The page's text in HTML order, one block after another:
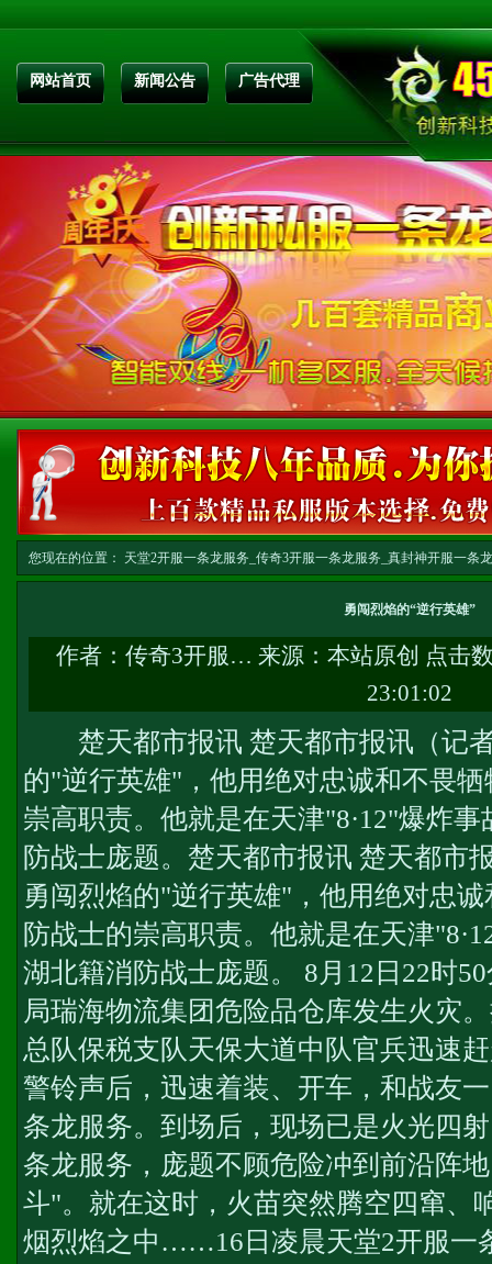
网站首页 新闻公告 广告代理
您现在的位置： 天堂2开服一条龙服务_传奇3开服一条龙服务_真封神开服一条
勇闯烈焰的“逆行英雄”
作者： 传奇3开服… 来源：本站原创 点击
23:01:02
楚天都市报讯 楚天都市报讯（记
的"逆行英雄"，他用绝对忠诚和不畏
崇高职责。他就是在天津"8·12"爆炸
防战士庞题。楚天都市报讯 楚天都市
勇闯烈焰的"逆行英雄"，他用绝对忠
防战士的崇高职责。他就是在天津
湖北籍消防战士庞题。 8月12日22时
局瑞海物流集团危险品仓库发生火灾
总队保税支队天保大道中队官兵迅速
警铃声后，迅速着装、开车，和战友
条龙服务。到场后，现场已是火光四
条龙服务 ，庞题不顾危险冲到前沿阵
斗"。就在这时，火苗突然腾空四窜、
烟烈焰之中……16日凌晨天堂2开服一